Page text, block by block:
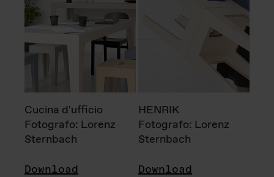
Cucina d'ufficio
Fotografo: Lorenz
Sternbach
Download
HENRIK
Fotografo: Lorenz
Sternbach
Download